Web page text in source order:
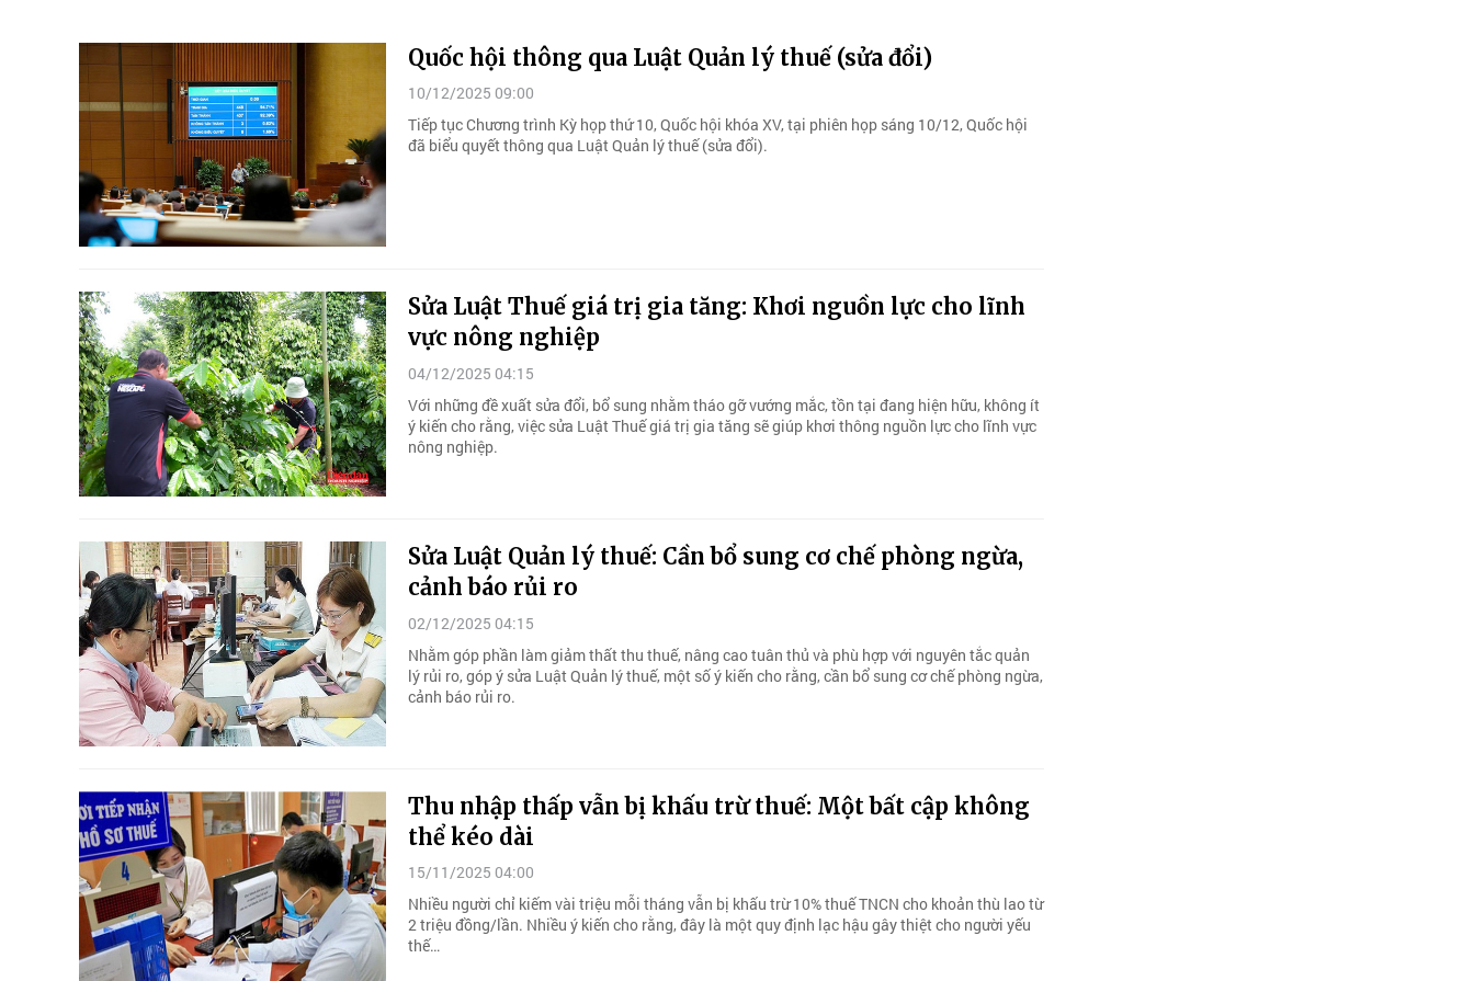
Quốc hội thông qua Luật Quản lý thuế (sửa đổi)
10/12/2025 09:00
Tiếp tục Chương trình Kỳ họp thứ 10, Quốc hội khóa XV, tại phiên họp sáng 10/12, Quốc hội
đã biểu quyết thông qua Luật Quản lý thuế (sửa đổi).
Sửa Luật Thuế giá trị gia tăng: Khơi nguồn lực cho lĩnh
vực nông nghiệp
04/12/2025 04:15
Với những đề xuất sửa đổi, bổ sung nhằm tháo gỡ vướng mắc, tồn tại đang hiện hữu, không ít
ý kiến cho rằng, việc sửa Luật Thuế giá trị gia tăng sẽ giúp khơi thông nguồn lực cho lĩnh vực
nông nghiệp.
Sửa Luật Quản lý thuế: Cần bổ sung cơ chế phòng ngừa,
cảnh báo rủi ro
02/12/2025 04:15
Nhằm góp phần làm giảm thất thu thuế, nâng cao tuân thủ và phù hợp với nguyên tắc quản
lý rủi ro, góp ý sửa Luật Quản lý thuế, một số ý kiến cho rằng, cần bổ sung cơ chế phòng ngừa,
cảnh báo rủi ro.
Thu nhập thấp vẫn bị khấu trừ thuế: Một bất cập không
thể kéo dài
15/11/2025 04:00
Nhiều người chỉ kiếm vài triệu mỗi tháng vẫn bị khấu trừ 10% thuế TNCN cho khoản thù lao từ
2 triệu đồng/lần. Nhiều ý kiến cho rằng, đây là một quy định lạc hậu gây thiệt cho người yếu
thế…